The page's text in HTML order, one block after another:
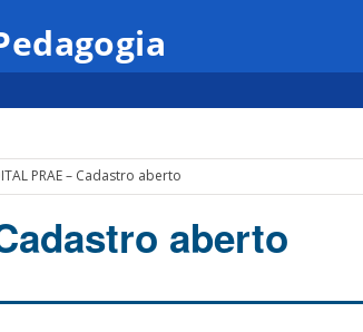
PRAE – Cadastro aberto
aberto